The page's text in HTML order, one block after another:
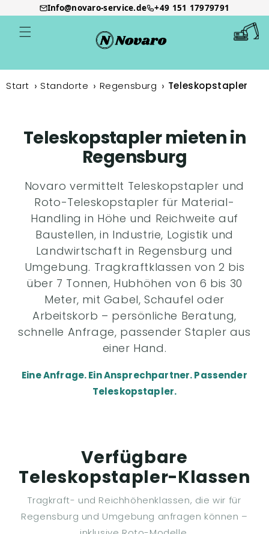
Direkt
zum
Inhalt
Info@novaro-service.de +49 151 17979791
Start Standorte Regensburg Teleskopstapler
Teleskopstapler mieten in
Regensburg
Novaro vermittelt Teleskopstapler und
Roto-Teleskopstapler für Material-
Handling in Höhe und Reichweite auf
Baustellen, in Industrie, Logistik und
Landwirtschaft in Regensburg und
Umgebung. Tragkraftklassen von 2 bis
über 7 Tonnen, Hubhöhen von 6 bis 30
Meter, mit Gabel, Schaufel oder
Arbeitskorb – persönliche Beratung,
schnelle Anfrage, passender Stapler aus
einer Hand.
Eine Anfrage. Ein Ansprechpartner. Passender
Teleskopstapler.
Verfügbare
Teleskopstapler-Klassen
Tragkraft- und Reichhöhenklassen, die wir für
Regensburg und Umgebung anfragen können –